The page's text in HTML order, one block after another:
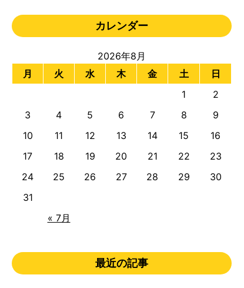
カレンダー
2026年8月
月
火 水 木 金 土 日
« 7月
1
2
3
4 5 6 7 8
9
10
11 12 13 14 15
16
17
18 19 20 21 22
23
24
25 26 27 28 29
30
31
最近の記事